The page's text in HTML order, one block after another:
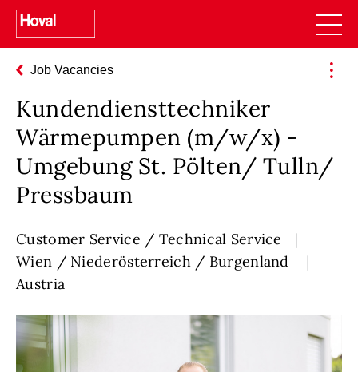
Job Vacancies
Kundendiensttechniker
Wärmepumpen (m/w/x) -
Umgebung St. Pölten/ Tulln/
Pressbaum
Customer Service / Technical Service
Wien / Niederösterreich / Burgenland
Austria